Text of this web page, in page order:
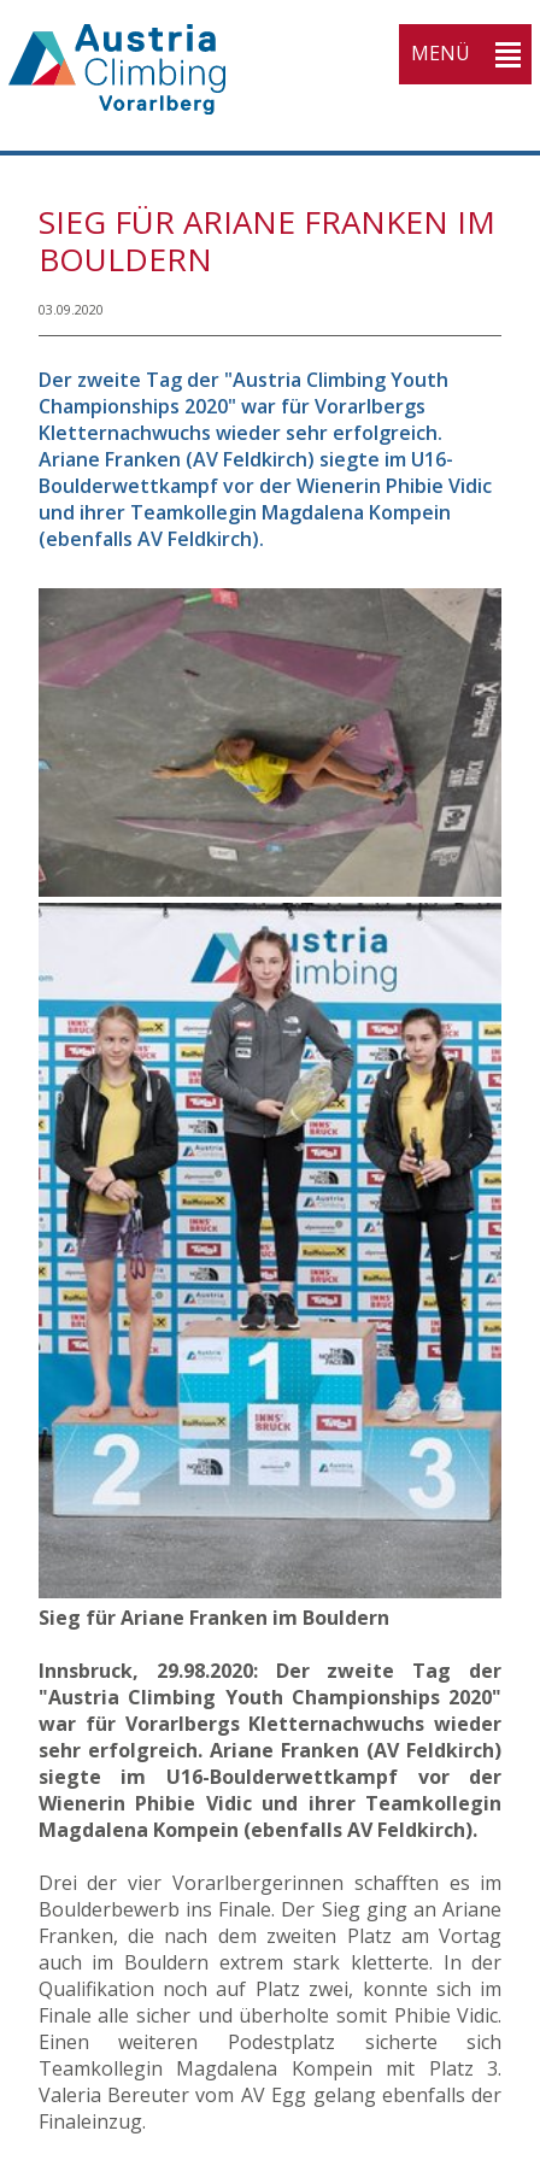
Home
Athletinnen
Wettkampfsport
4
Open submenu
Ausbildung
5
Open submenu
Service
10
Open submenu
Verband
MENÜ
SIEG FÜR ARIANE FRANKEN IM
BOULDERN
03.09.2020
Der zweite Tag der "Austria Climbing Youth
Championships 2020" war für Vorarlbergs
Kletternachwuchs wieder sehr erfolgreich.
Ariane Franken (AV Feldkirch) siegte im U16-
Boulderwettkampf vor der Wienerin Phibie Vidic
und ihrer Teamkollegin Magdalena Kompein
(ebenfalls AV Feldkirch).
Sieg für Ariane Franken im Bouldern
Innsbruck, 29.98.2020: Der zweite Tag der
"Austria Climbing Youth Championships 2020"
war für Vorarlbergs Kletternachwuchs wieder
sehr erfolgreich. Ariane Franken (AV Feldkirch)
siegte im U16-Boulderwettkampf vor der
Wienerin Phibie Vidic und ihrer Teamkollegin
Magdalena Kompein (ebenfalls AV Feldkirch).
Drei der vier Vorarlbergerinnen schafften es im
Boulderbewerb ins Finale. Der Sieg ging an Ariane
Franken, die nach dem zweiten Platz am Vortag
auch im Bouldern extrem stark kletterte. In der
Qualifikation noch auf Platz zwei, konnte sich im
Finale alle sicher und überholte somit Phibie Vidic.
Einen weiteren Podestplatz sicherte sich
Teamkollegin Magdalena Kompein mit Platz 3.
Valeria Bereuter vom AV Egg gelang ebenfalls der
Finaleinzug.